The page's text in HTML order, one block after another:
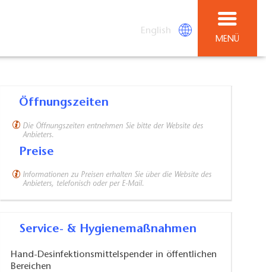
English
MENÜ
Öffnungszeiten
Die Öffnungszeiten entnehmen Sie bitte der Website des
Anbieters.
Preise
Informationen zu Preisen erhalten Sie über die Website des
Anbieters, telefonisch oder per E-Mail.
Service- & Hygienemaßnahmen
Hand-Desinfektionsmittelspender in öffentlichen
Bereichen